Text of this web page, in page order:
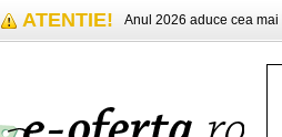
ATENTIE! Anul 2026 aduce cea mai